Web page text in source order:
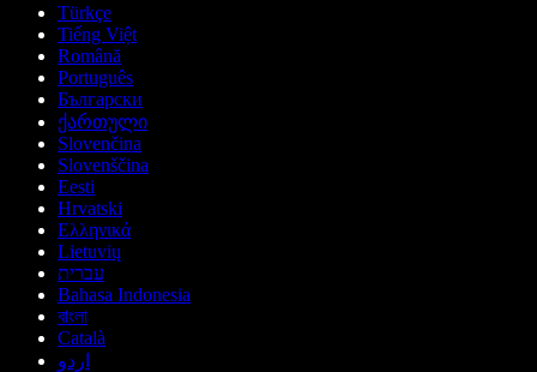
Türkçe
Tiếng Việt
Română
Português
Български
ქართული
Slovenčina
Slovenščina
Eesti
Hrvatski
Ελληνικά
Lietuvių
עברית
Bahasa Indonesia
বাংলা
Català
اردو